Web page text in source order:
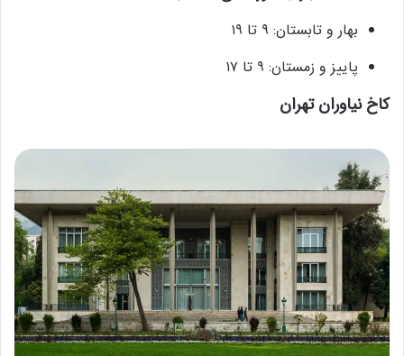
بهار و تابستان: ۹ تا ۱۹
پاییز و زمستان: ۹ تا ۱۷
کاخ نیاوران تهران